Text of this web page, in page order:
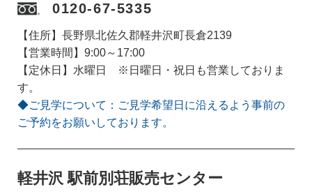
0120-67-5335
【住所】長野県北佐久郡軽井沢町長倉2139
【営業時間】9:00～17:00
【定休日】水曜日 ※日曜日・祝日も営業しておりま
す。
◆ご見学について：ご見学希望日に沿えるよう事前の
ご予約をお願いしております。
軽井沢 駅前別荘販売センター